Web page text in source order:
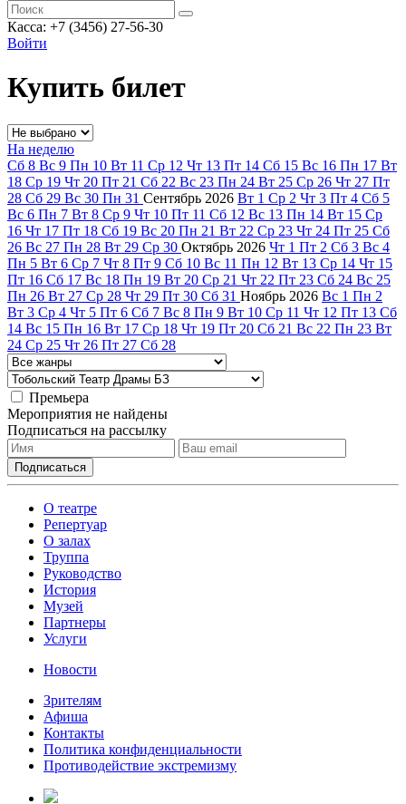
Касса: +7 (3456) 27-56-30
Войти
Купить билет
На неделю
Сб 8 Вс 9 Пн 10 Вт 11 Ср 12 Чт 13 Пт 14 Сб 15 Вс 16 Пн 17 Вт
18 Ср 19 Чт 20 Пт 21 Сб 22 Вс 23 Пн 24 Вт 25 Ср 26 Чт 27 Пт
28 Сб 29 Вс 30 Пн 31 Сентябрь 2026 Вт 1 Ср 2 Чт 3 Пт 4 Сб 5
Вс 6 Пн 7 Вт 8 Ср 9 Чт 10 Пт 11 Сб 12 Вс 13 Пн 14 Вт 15 Ср
16 Чт 17 Пт 18 Сб 19 Вс 20 Пн 21 Вт 22 Ср 23 Чт 24 Пт 25 Сб
26 Вс 27 Пн 28 Вт 29 Ср 30 Октябрь 2026 Чт 1 Пт 2 Сб 3 Вс 4
Пн 5 Вт 6 Ср 7 Чт 8 Пт 9 Сб 10 Вс 11 Пн 12 Вт 13 Ср 14 Чт 15
Пт 16 Сб 17 Вс 18 Пн 19 Вт 20 Ср 21 Чт 22 Пт 23 Сб 24 Вс 25
Пн 26 Вт 27 Ср 28 Чт 29 Пт 30 Сб 31 Ноябрь 2026 Вс 1 Пн 2
Вт 3 Ср 4 Чт 5 Пт 6 Сб 7 Вс 8 Пн 9 Вт 10 Ср 11 Чт 12 Пт 13 Сб
14 Вс 15 Пн 16 Вт 17 Ср 18 Чт 19 Пт 20 Сб 21 Вс 22 Пн 23 Вт
24 Ср 25 Чт 26 Пт 27 Сб 28
Премьера
Мероприятия не найдены
Подписаться на рассылку
О театре
Репертуар
О залах
Труппа
Руководство
История
Музей
Партнеры
Услуги
Новости
Зрителям
Афиша
Контакты
Политика конфиденциальности
Противодействие экстремизму